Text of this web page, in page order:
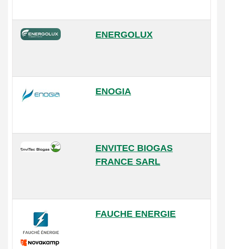
ENERGOLUX
ENOGIA
ENVITEC BIOGAS
FRANCE SARL
FAUCHE ENERGIE